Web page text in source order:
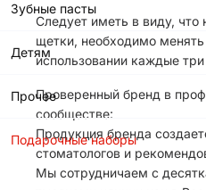
Зубные пасты
Детям
Прочее
Подарочные наборы
Следует иметь в виду, что
щетки, необходимо
использовании каждые
Проверенный бренд в
сообществе:
Продукция бренда
стоматологов и
Мы сотрудничаем с